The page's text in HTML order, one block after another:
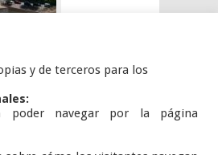
y de terceros para los
poder navegar por la página